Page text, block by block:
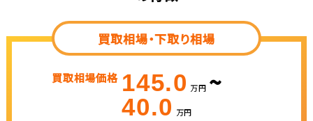
買取相場・下取り相場
買取相場価格 145.0 万円 ~
40.0 万円